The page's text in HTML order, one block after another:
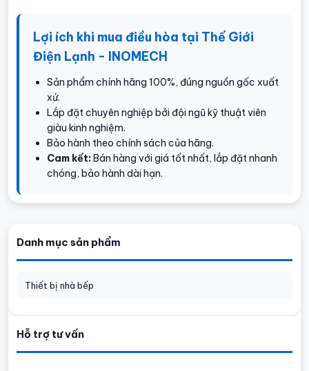
Danh mục sản phẩm
Thiết bị nhà bếp
Hỗ trợ tư vấn
Lợi ích khi mua điều hòa tại Thế Giới
Điện Lạnh - INOMECH
Sản phẩm chính hãng 100%, đúng nguồn gốc xuất
xứ.
Lắp đặt chuyên nghiệp bởi đội ngũ kỹ thuật viên
giàu kinh nghiệm.
Bảo hành theo chính sách của hãng.
Cam kết:Bán hàng với giá tốt nhất, lắp đặt nhanh
chóng, bảo hành dài hạn.